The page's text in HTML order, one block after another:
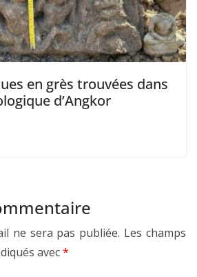
en grès trouvées dans
d’Angkor
ne sera pas publiée. Les champs
avec*